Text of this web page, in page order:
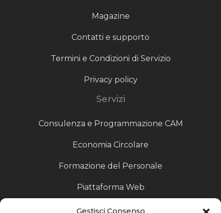
Gestisci Consenso
Magazine
Contatti e supporto
Termini e Condizioni di Servizio
Privacy policy
Servizi
Consulenza e Programmazione CAM
Economia Circolare
Formazione del Personale
Piattaforma Web
Scouting fornitori